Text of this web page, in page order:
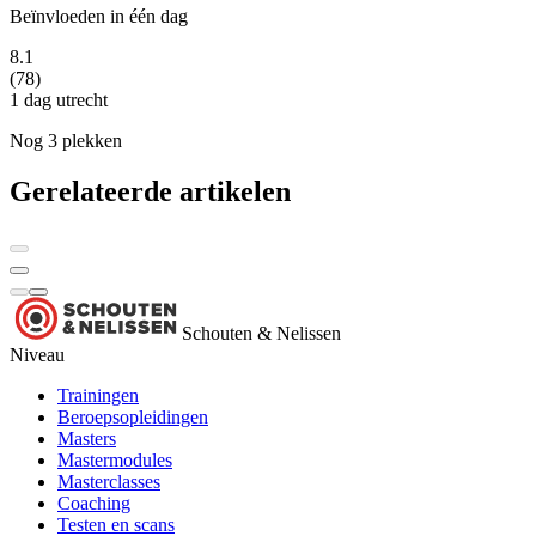
Beïnvloeden in één dag
8.1
(78)
1 dag utrecht
Nog 3 plekken
Gerelateerde artikelen
Schouten & Nelissen
Niveau
Trainingen
Beroepsopleidingen
Masters
Mastermodules
Masterclasses
Coaching
Testen en scans